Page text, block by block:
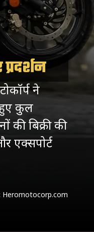
ने
हुए कुल
की बिक्री की
एक्सपोर्ट
Heromotocorp.com